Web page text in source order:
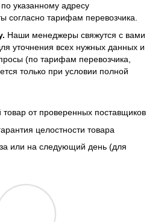
указанному адресу
согласно тарифам перевозчика.
Наши менеджеры свяжутся с вами
уточнения всех нужных данных и
(по тарифам перевозчика,
только при условии полной
товар от проверенных поставщиков
целостности товара
или на следующий день (для